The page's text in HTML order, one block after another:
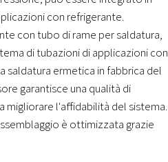
con refrigerante.
con tubo di rame per saldatura,
di tubazioni di applicazioni con
saldatura ermetica in fabbrica del
garantisce una qualità di
migliorare l'affidabilità del sistema.
è ottimizzata grazie